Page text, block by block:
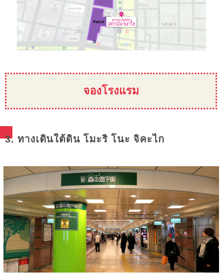
จองโรงแรม
3. ทางเดินใต้ดิน โมะริ โนะ จิคะไก